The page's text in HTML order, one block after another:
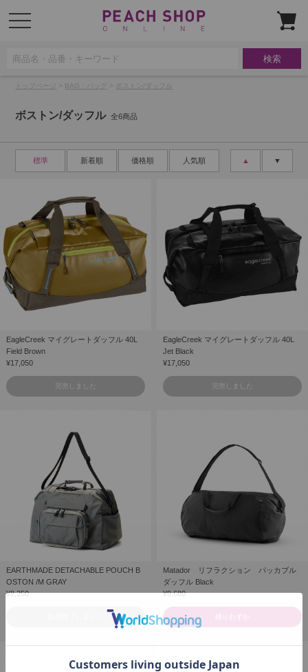
t
o
o
トップページ > BAG：バッグ > ボストン/ダッフル
ボストン/ダッフル 全6商品
標準 新着順 価格順 人気順 ▼
▲
EagleCreek マイグレートダッフル 40L
Field Brown
¥17,050
完売しました
EagleCreek マイグレートダッフル 40L
Jet Black
¥17,050
完売しました
EARTHMADE DETACHABLE POUCH B
OSTON /M GRAY
¥8,250
Matador リフラクション パッカブル
ダッフル Black
¥9,680
残りわずか